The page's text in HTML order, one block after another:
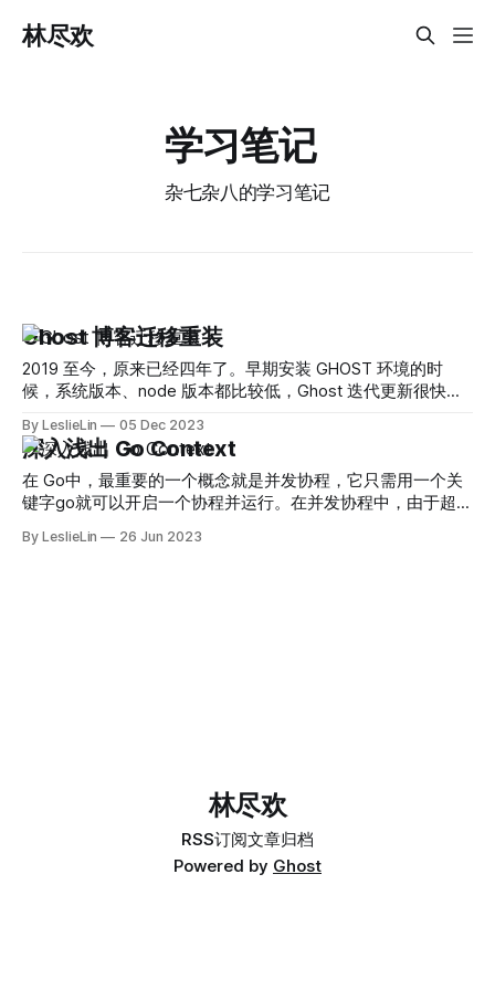
林尽欢
学习笔记
杂七杂八的学习笔记
Ghost 博客迁移重装
2019 至今，原来已经四年了。早期安装 GHOST 环境的时
候，系统版本、node 版本都比较低，Ghost 迭代更新很快，
法正常编译 node18 的依赖，所以就导致现在升不上去 ghost
最新版，于是乎打算迁移重装。
By LeslieLin 05 Dec 2023
深入浅出 Go Context
在 Go中，最重要的一个概念就是并发协程，它只需用一个关
键字go就可以开启一个协程并运行。在并发协程中，由于超
中断后续操作，比如在实际中当服务器端收到一个请求时，很
By LeslieLin 26 Jun 2023
林尽欢
RSS订阅文章归档
Powered by Ghost